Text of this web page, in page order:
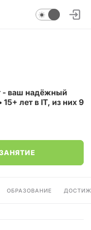
- ваш надёжный
лет в IT, из них 9
ОБРАЗОВАНИЕ